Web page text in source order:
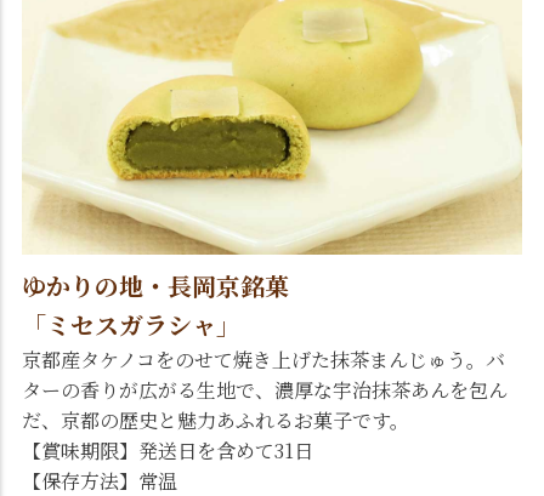
ゆかりの地・長岡京銘菓
「ミセスガラシャ」
京都産タケノコをのせて焼き上げた抹茶まんじゅう。バ
ターの香りが広がる生地で、濃厚な宇治抹茶あんを包ん
だ、京都の歴史と魅力あふれるお菓子です。
【賞味期限】発送日を含めて31日
【保存方法】常温